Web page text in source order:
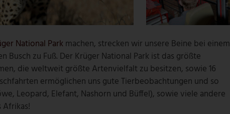
National Park machen, strecken wir unsere Beine bei einem
Busch zu Fuß. Der Krüger National Park ist das größte
die weltweit größte Artenvielfalt zu besitzen, sowie 16
ermöglichen uns gute Tierbeobachtungen und so
Leopard, Elefant, Nashorn und Büffel), sowie viele andere